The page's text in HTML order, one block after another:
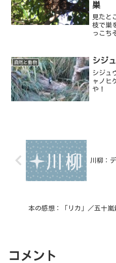
巣
見たと
枝で巣
っこち
自然と動物 シジ
シジュ
ャノヒ
や！
川柳：
本の感想：「リカ」／五十嵐
コメント